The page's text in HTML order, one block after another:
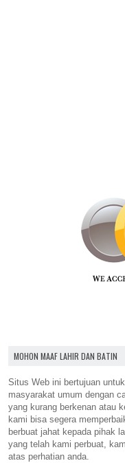
MOHON MAAF LAHIR DAN BATIN
Situs Web ini bertujuan
masyarakat umum dengan
yang kurang berkenan atau
kami bisa segera
berbuat jahat kepada pihak
yang telah kami perbuat,
atas perhatian anda.